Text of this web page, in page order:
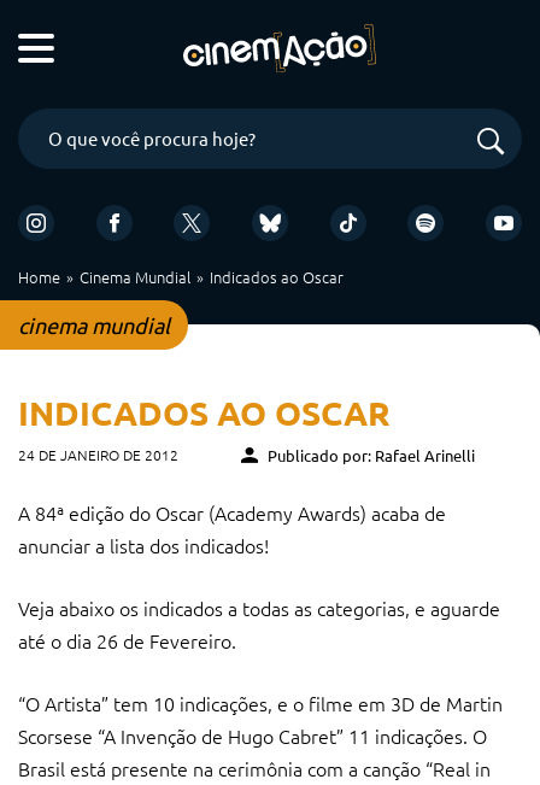
Home Cinema Mundial Indicados ao Oscar
cinema mundial
INDICADOS AO OSCAR
24 DE JANEIRO DE 2012 Publicado por: Rafael Arinelli
A 84ª edição do Oscar (Academy Awards) acaba de
anunciar a lista dos indicados!
Veja abaixo os indicados a todas as categorias, e aguarde
até o dia 26 de Fevereiro.
“O Artista” tem 10 indicações, e o filme em 3D de Martin
Scorsese “A Invenção de Hugo Cabret” 11 indicações. O
Brasil está presente na cerimônia com a canção “Real in